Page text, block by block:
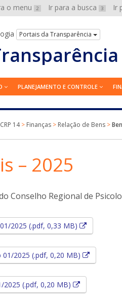
o menu 2 Ir para a busca 3 Ir
Portais da Transparência
PLANEJAMENTO E CONTROLE
14> Finanças > Relação de Bens >
– 2025
Conselho Regional de
2025 (.pdf, 0,33 MB) Esse link
2025 (.pdf, 0,20 MB) Esse link
2025 (.pdf, 0,20 MB) Esse link